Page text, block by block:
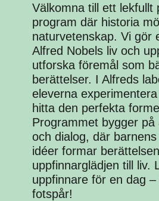
Välkomna till ett lekfullt
program där historia
naturvetenskap. Vi gör
Alfred Nobels liv och
utforska föremål som
berättelser. I Alfreds
eleverna
hitta den perfekta
Programmet bygger
och dialog, där
idéer formar
uppfinnarglädjen till liv.
uppfinnare för en dag
fotspår!